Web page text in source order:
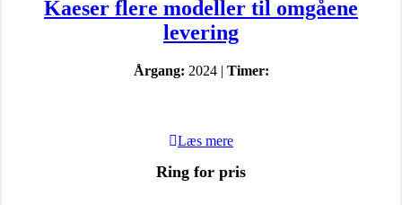
Kaeser flere modeller til omgåene
levering
Årgang: 2024 | Timer:
Læs mere
Ring for pris